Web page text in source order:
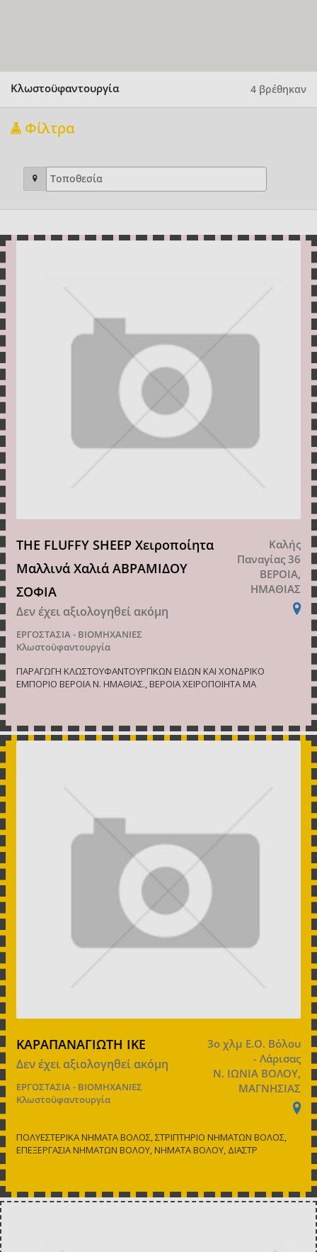
Κλωστοϋφαντουργία 4 βρέθηκαν
Φίλτρα
THE FLUFFY SHEEP Χειροποίητα
Μαλλινά Χαλιά ΑΒΡΑΜΙΔΟΥ
ΣΟΦΙΑ
Δεν έχει αξιολογηθεί ακόμη
ΕΡΓΟΣΤΑΣΙΑ - ΒΙΟΜΗΧΑΝΙΕΣ
Κλωστοϋφαντουργία
Καλής
Παναγίας 36
ΒΕΡΟΙΑ,
ΗΜΑΘΙΑΣ
ΠΑΡΑΓΩΓΗ ΚΛΩΣΤΟΥΦΑΝΤΟΥΡΓΙΚΩΝ ΕΙΔΩΝ ΚΑΙ ΧΟΝΔΡΙΚΟ
ΕΜΠΟΡΙΟ ΒΕΡΟΙΑ Ν. ΗΜΑΘΙΑΣ., ΒΕΡΟΙΑ ΧΕΙΡΟΠΟΙΗΤΑ ΜΑ
ΚΑΡΑΠΑΝΑΓΙΩΤΗ ΙΚΕ
Δεν έχει αξιολογηθεί ακόμη
ΕΡΓΟΣΤΑΣΙΑ - ΒΙΟΜΗΧΑΝΙΕΣ
Κλωστοϋφαντουργία
3ο χλμ Ε.Ο. Βόλου
- Λάρισας
Ν. ΙΩΝΙΑ ΒΟΛΟΥ,
ΜΑΓΝΗΣΙΑΣ
ΠΟΛΥΕΣΤΕΡΙΚΑ ΝΗΜΑΤΑ ΒΟΛΟΣ, ΣΤΡΙΠΤΗΡΙΟ ΝΗΜΑΤΩΝ ΒΟΛΟΣ,
ΕΠΕΞΕΡΓΑΣΙΑ ΝΗΜΑΤΩΝ ΒΟΛΟΥ, ΝΗΜΑΤΑ ΒΟΛΟΥ, ΔΙΑΣΤΡ